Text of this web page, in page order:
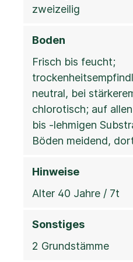
zweizeilig
Boden
Frisch bis feucht;
neutral, bei
chlorotisch; auf
bis -lehmigen
Böden meidend,
Hinweise
Alter 40 Jahre / 7t
Sonstiges
2 Grundstämme